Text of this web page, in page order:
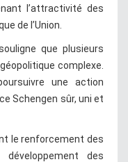
l’attractivité des
de l’Union.
que plusieurs
complexe.
une action
Schengen sûr, uni et
le renforcement des
des